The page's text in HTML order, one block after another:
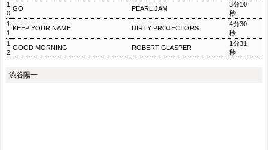
1
0
GO PEARL JAM
3分10
秒
1
1
KEEP YOUR NAME DIRTY PROJECTORS
4分30
秒
1
2
GOOD MORNING ROBERT GLASPER
1分31
秒
渋谷陽一